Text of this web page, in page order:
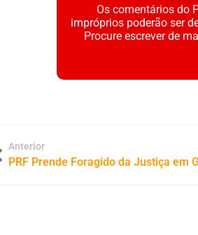
Os comentários do
impróprios poderão ser
Procure escrever de
Anterior
PRF Prende Foragido da Justiça em